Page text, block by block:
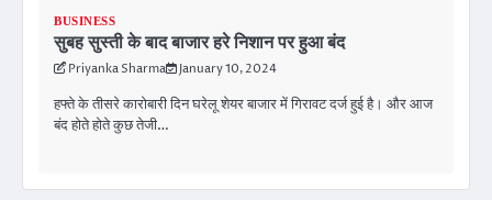
BUSINESS
सुबह सुस्ती के बाद बाजार हरे निशान पर हुआ बंद
Priyanka Sharma January 10, 2024
हफ्ते के तीसरे कारोबारी दिन घरेलू शेयर बाजार में गिरावट दर्ज हुई है। और आज
बंद होते होते कुछ तेजी…